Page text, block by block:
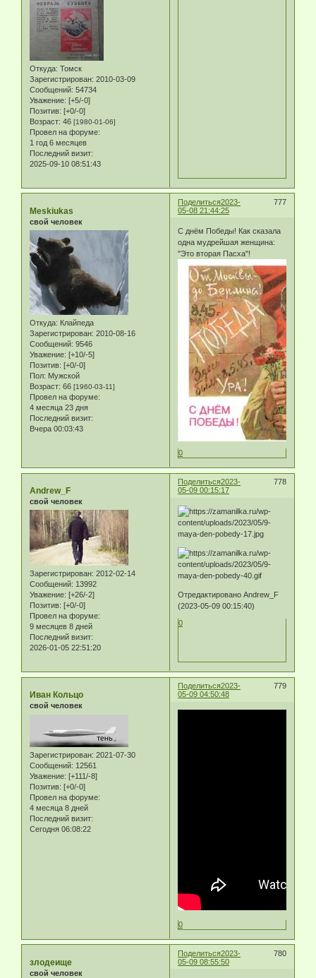
Откуда: Томск
Зарегистрирован: 2010-03-09
Сообщений: 54734
Уважение: [+5/-0]
Позитив: [+0/-0]
Возраст: 46 [1980-01-06]
Провел на форуме:
1 год 6 месяцев
Последний визит:
2025-09-10 08:51:43
Поделиться 777
2023-
05-08 21:44:25
Meskiukas
свой человек
Откуда: Клайпеда
Зарегистрирован: 2010-08-16
Сообщений: 9546
Уважение: [+10/-5]
Позитив: [+0/-0]
Пол: Мужской
Возраст: 66 [1960-03-11]
Провел на форуме:
4 месяца 23 дня
Последний визит:
Вчера 00:03:43
С днём Победы! Как сказала
одна мудрейшая женщина:
"Это вторая Пасха"!
0
Поделиться 778
2023-
05-09 00:15:17
Andrew_F
свой человек
Зарегистрирован: 2012-02-14
Сообщений: 13992
Уважение: [+26/-2]
Позитив: [+0/-0]
Провел на форуме:
9 месяцев 8 дней
Последний визит:
2026-01-05 22:51:20
Отредактировано Andrew_F
(2023-05-09 00:15:40)
0
Поделиться 779
2023-
05-09 04:50:48
Иван Кольцо
свой человек
Зарегистрирован: 2021-07-30
Сообщений: 12561
Уважение: [+111/-8]
Позитив: [+0/-0]
Провел на форуме:
4 месяца 8 дней
Последний визит:
Сегодня 06:08:22
0
Поделиться 780
2023-
05-09 08:55:50
злодеище
свой человек